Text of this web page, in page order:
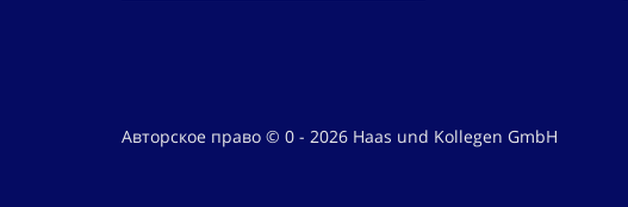
Авторское право © 0 - 2026 Haas und Kollegen GmbH